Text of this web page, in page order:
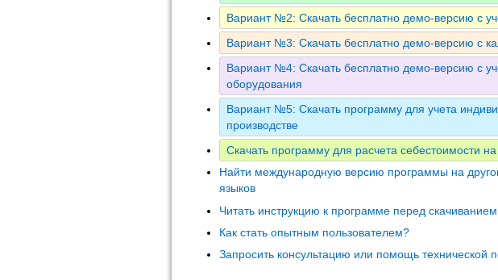
Вариант №2: Скачать бесплатно демо-версию с
Вариант №3: Скачать бесплатно демо-версию с
Вариант №4: Скачать бесплатно демо-версию с
оборудования
Вариант №5: Скачать программу для учета
производстве
Скачать программу для расчета себестоимости
Найти международную версию программы на
языков
Читать инструкцию к программе перед
Как стать опытным пользователем?
Запросить консультацию или помощь технической